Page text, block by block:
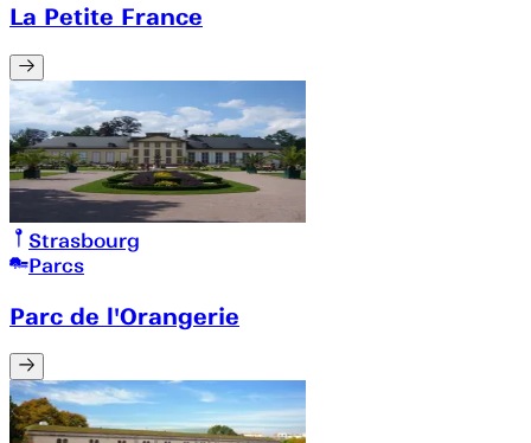
La Petite France
Strasbourg
Parcs
Parc de l'Orangerie